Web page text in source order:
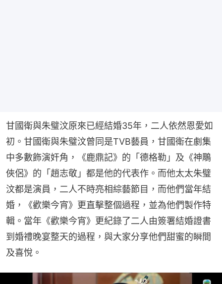
甘國衛與朱璧汶原來已經結婚35年，二人依然恩愛如
初。甘國衛與朱璧汶曾同是TVB藝員，甘國衛在劇集
中多數飾演奸角，《鹿鼎記》的「德格勒」及《神鵰
俠侶》的「趙志敬」都是他的代表作。而他太太朱璧
汶都是演員，二人不時亮相綜藝節目，而他們當年結
婚，《歡樂今宵》更直擊整個過程，並為他們製作特
輯。當年《歡樂今宵》更紀錄了二人由簽署結婚證書
到婚禮晚宴整天的過程，與大家分享他們甜蜜的瞬間
及喜悅。